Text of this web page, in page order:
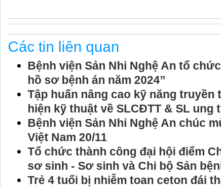
Các tin liên quan
Bệnh viện Sản Nhi Nghệ An tổ
hồ sơ bệnh án năm 2024”
Tập huấn nâng cao kỹ năng
hiện kỹ thuật về SLCĐTT & SL ung
Bệnh viện Sản Nhi Nghệ An chúc
Việt Nam 20/11
Tổ chức thành công đại hội điểm
sơ sinh - Sơ sinh và Chi bộ Sản
Trẻ 4 tuổi bị nhiễm toan ceton đái